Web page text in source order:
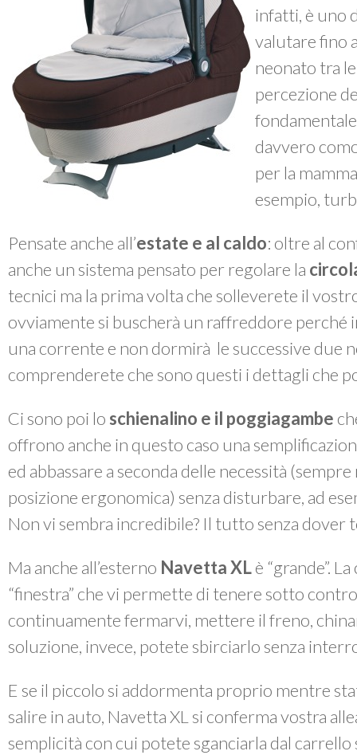
infatti, è uno
valutare fino
neonato tra
percezione
davvero
per la
esempio,
Pensate anche all’estate e al caldo: oltre al
anche un sistema pensato per regolare la
tecnici ma la prima volta che solleverete il
ovviamente si buscherà un raffreddore perché
una corrente e non dormirà le successive due
comprenderete che sono questi i dettagli che
Ci sono poi lo schienalino e il poggiagambe
offrono anche in questo caso una
ed abbassare a seconda delle necessità
posizione ergonomica) senza disturbare, ad
Non vi sembra incredibile? Il tutto senza dover
Ma anche all’esterno Navetta XLè “grande”.
“finestra” che vi permette di tenere sotto
continuamente fermarvi, mettere il freno,
soluzione, invece, potete sbirciarlo senza
E se il piccolo si addormenta proprio mentre
salire in auto, Navetta XL si conferma vostra
semplicità con cui potete sganciarla dal carrello